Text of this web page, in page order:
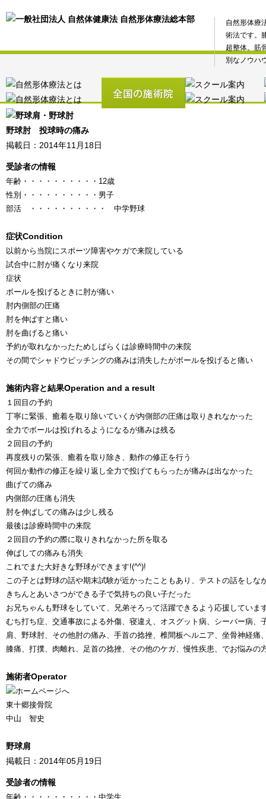
自然形体療
術法です。
超整体。筋
別なノウハ
野球肘 投球時の痛み
掲載日：2014年11月18日
受診者の情報
年齢 ・・・・・・・・・・ 12歳
性別 ・・・・・・・・・・ 男子
部活 ・・・・・・・・・・ 中学野球
症状Condition
以前から当院にスポーツ障害やケガで来院している
試合中に肘が痛くなり来院
症状
ボールを投げるときに肘が痛い
肘内側部の圧痛
肘を伸ばすと痛い
肘を曲げると痛い
予約が取れなかったためしばらくは診療時間中の来院
その間でシャドウピッチングの痛みは消失したがボールを投げると痛い
施術内容と結果Operation and a result
１回目の予約
丁寧に緊張、癒着を取り除いていくが内側部の圧痛は取りきれなかった
全力でボールは投げれるようになるが痛みは残る
２回目の予約
再度残りの緊張、癒着を取り除き、動作の修正を行う
何回か動作の修正を繰り返し全力で投げてもらったが痛みは出なかった
曲げての痛み
内側部の圧痛も消失
肘を伸ばしての痛みは少し残る
最後は診療時間中の来院
２回目の予約の際に取りきれなかった所を取る
伸ばしての痛みも消失
これでまた大好きな野球ができます!(^^)!
この子とは野球の話や期末試験が近かったこともあり、テストの話をしな
きちんとあいさつができる子で気持ちの良い子だった
お兄ちゃんも野球をしていて、兄弟そろって活躍できるよう応援していま
むち打ち症、交通事故による外傷、寝違え、オスグット病、シーバー病、
肩、野球肘、その他肘の痛み、手首の捻挫、椎間板ヘルニア、坐骨神経
膝痛、打撲、肉離れ、足首の捻挫、その他のケガ、慢性疾患、でお悩みの
施術者Operator
東十郷接骨院
中山 智史
野球肩
掲載日：2014年05月19日
受診者の情報
年齢 ・・・・・・・・・・ 中学生